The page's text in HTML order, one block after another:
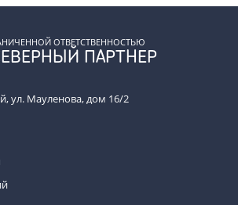
ОТВЕТСТВЕННОСТЬЮ
ПАРТНЕР
ул. Мауленова, дом 16/2